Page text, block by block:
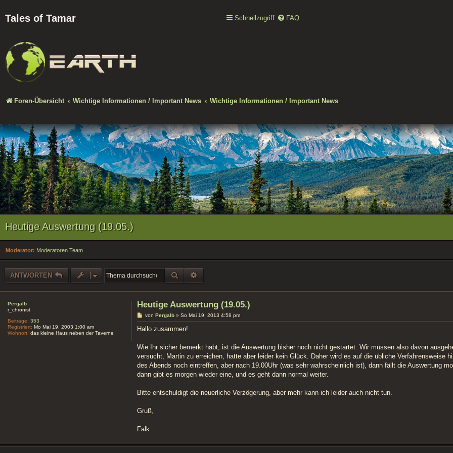
Tales of Tamar Schnellzugriff FAQ
Foren-Übersicht Wichtige Informationen / Important News Wichtige Informationen / Important News
Heutige Auswertung (19.05.)
Moderator: Moderatoren Team
ANTWORTEN SUCHE
Pergalb
r_chronist
Beiträge: 353
Registriert: Mo Mai 19, 2003 1:00 am
Wohnort: das kleine Haus neben der Taverne
Heutige Auswertung (19.05.)
B
e
i
t
a
g
von Pergalb» So Mai 19, 2013 4:58 pm
Hallo zusammen!
Wie Ihr sicher bemerkt habt, ist die Auswertung bisher noch nicht gestartet. Wir müssen also davon
versucht, Martin zu erreichen, hatte aber leider kein Glück. Daher wird es auf die übliche Verfahrensweise
des Abends noch eintreffen, aber nach 19.00Uhr (was sehr wahrscheinlich ist), dann fällt die Auswertung
dann gibt es morgen wieder eine, und es geht dann normal weiter.
Bitte entschuldigt die neuerliche Verzögerung, aber mehr kann ich leider auch nicht tun.
Gruß,
Falk